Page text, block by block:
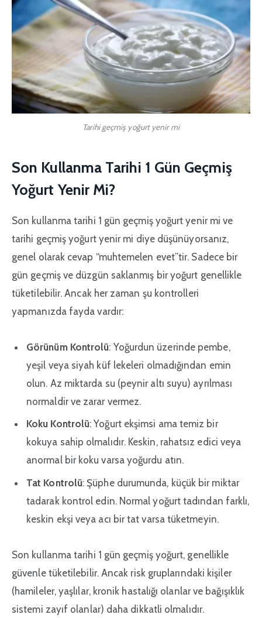
Tarihi geçmiş yoğurt yenir mi
Son Kullanma Tarihi 1 Gün Geçmiş
Yoğurt Yenir Mi?
Son kullanma tarihi 1 gün geçmiş yoğurt yenir mi ve
tarihi geçmiş yoğurt yenir mi diye düşünüyorsanız,
genel olarak cevap “muhtemelen evet”tir. Sadece bir
gün geçmiş ve düzgün saklanmış bir yoğurt genellikle
tüketilebilir. Ancak her zaman şu kontrolleri
yapmanızda fayda vardır:
Görünüm Kontrolü: Yoğurdun üzerinde pembe,
yeşil veya siyah küf lekeleri olmadığından emin
olun. Az miktarda su (peynir altı suyu) ayrılması
normaldir ve zarar vermez.
Koku Kontrolü: Yoğurt ekşimsi ama temiz bir
kokuya sahip olmalıdır. Keskin, rahatsız edici veya
anormal bir koku varsa yoğurdu atın.
Tat Kontrolü: Şüphe durumunda, küçük bir miktar
tadarak kontrol edin. Normal yoğurt tadından farklı,
keskin ekşi veya acı bir tat varsa tüketmeyin.
Son kullanma tarihi 1 gün geçmiş yoğurt, genellikle
güvenle tüketilebilir. Ancak risk gruplarındaki kişiler
(hamileler, yaşlılar, kronik hastalığı olanlar ve bağışıklık
sistemi zayıf olanlar) daha dikkatli olmalıdır.